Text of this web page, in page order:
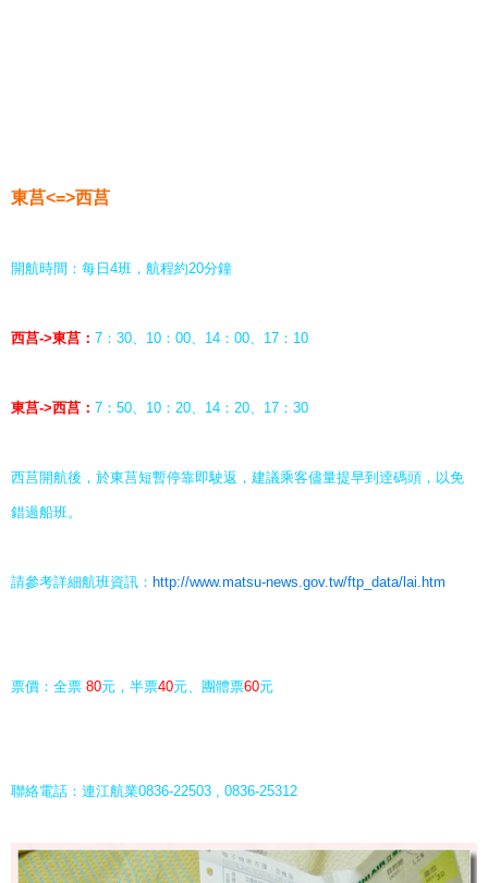
東莒<=>西莒
開航時間：每日4班，航程約20分鐘
西莒->東莒： 7：30、10：00、14：00、17：10
東莒->西莒： 7：50、10：20、14：20、17：30
西莒開航後，於東莒短暫停靠即駛返，建議乘客儘量提早到逹碼頭，以免
錯過船班。
請參考詳細航班資訊： http://www.matsu-news.gov.tw/ftp_data/lai.htm
票價：全票 80元，半票40元、團體票60元
聯絡電話：連江航業0836-22503 , 0836-25312